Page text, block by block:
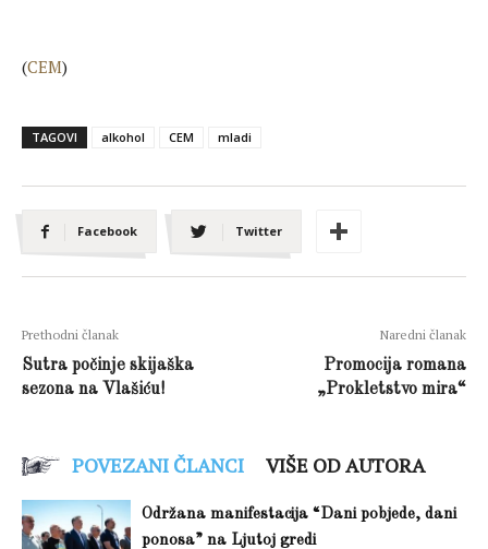
(CEM)
TAGOVI alkohol CEM mladi
Facebook Twitter
Prethodni članak
Sutra počinje skijaška
sezona na Vlašiću!
Naredni članak
Promocija romana
„Prokletstvo mira“
POVEZANI ČLANCI VIŠE OD AUTORA
Održana manifestacija “Dani pobjede, dani
ponosa” na Ljutoj gredi